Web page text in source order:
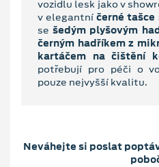
vozidlu lesk jako v
v elegantníčerné tašce
sešedým plyšovým
černým hadříkem z
kartáčem na čištění
potřebují pro péči o
pouze nejvyšší kvalitu.
Neváhejte si poslat